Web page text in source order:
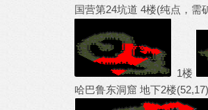
国营第24坑道 4楼(纯点，需
1楼
哈巴鲁东洞窟 地下2楼